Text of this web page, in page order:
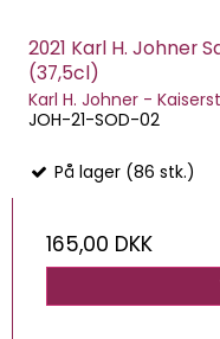
2021 Karl H. Johner
(37,5cl)
Karl H. Johner -
JOH-21-SOD-02
På lager (86 stk.)
165,00 DKK